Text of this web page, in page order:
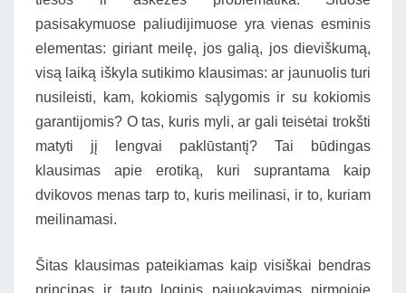
pasisakymuose paliudijimuose yra vienas esminis
elementas: giriant meilę, jos galią, jos dieviškumą,
visą laiką iškyla sutikimo klausimas: ar jaunuolis turi
nusileisti, kam, kokiomis sąlygomis ir su kokiomis
garantijomis? O tas, kuris myli, ar gali teisėtai trokšti
matyti jį lengvai paklūstantį? Tai būdingas
klausimas apie erotiką, kuri suprantama kaip
dvikovos menas tarp to, kuris meilinasi, ir to, kuriam
meilinamasi.
Šitas klausimas pateikiamas kaip visiškai bendras
principas ir tauto loginis pajuokavimas pirmojoje